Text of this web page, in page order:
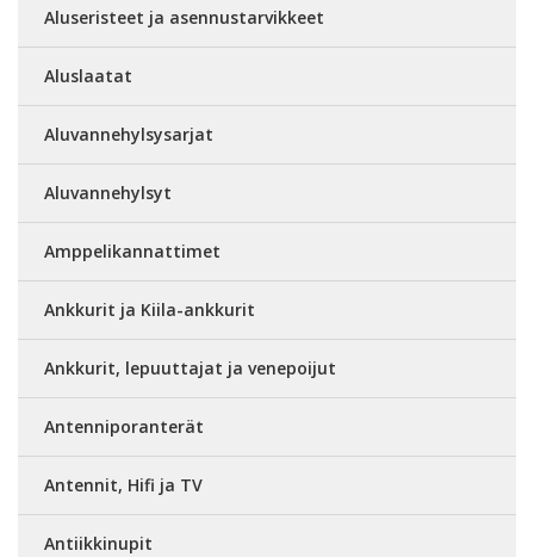
Aluseristeet ja asennustarvikkeet
Aluslaatat
Aluvannehylsysarjat
Aluvannehylsyt
Amppelikannattimet
Ankkurit ja Kiila-ankkurit
Ankkurit, lepuuttajat ja venepoijut
Antenniporanterät
Antennit, Hifi ja TV
Antiikkinupit